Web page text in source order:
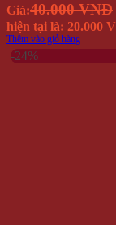
Giá:40.000 VNĐ
hiện tại là: 20.000
Thêm vào giỏ hàng
-24%